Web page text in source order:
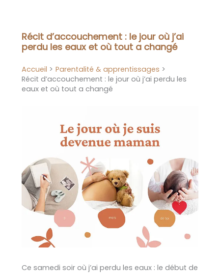
Récit d’accouchement : le jour où j’ai
perdu les eaux et où tout a changé
Accueil
Parentalité & apprentissages
Récit d’accouchement : le jour où j’ai perdu les
eaux et où tout a changé
Ce samedi soir où j’ai perdu les eaux : le début de